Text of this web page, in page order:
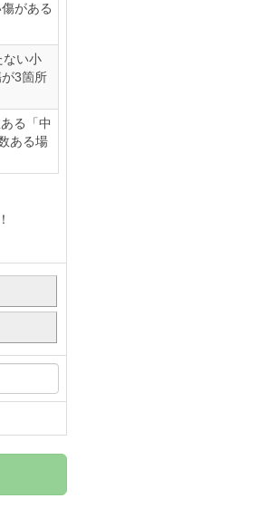
がある
ない小
3箇所
る「中
ある場